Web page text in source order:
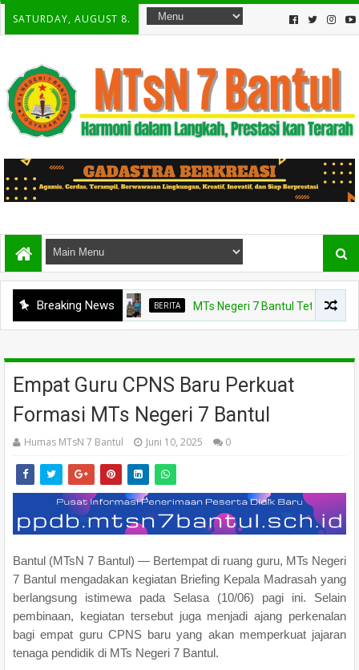
SATURDAY, AUGUST 8.
Breaking News BERITA MTs Negeri 7 Bantul Tetapkan Tiga
Empat Guru CPNS Baru Perkuat
Formasi MTs Negeri 7 Bantul
Humas MTsN 7 Bantul Juni 10, 2025 0
Bantul (MTsN 7 Bantul) — Bertempat di ruang guru, MTs Negeri
7 Bantul mengadakan kegiatan Briefing Kepala Madrasah yang
berlangsung istimewa pada Selasa (10/06) pagi ini. Selain
pembinaan, kegiatan tersebut juga menjadi ajang perkenalan
bagi empat guru CPNS baru yang akan memperkuat jajaran
tenaga pendidik di MTs Negeri 7 Bantul.